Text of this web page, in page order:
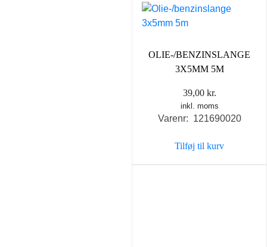
OLIE-/BENZINSLANGE
3X5MM 5M
39,00 kr.
inkl. moms
Varenr: 121690020
Tilføj til kurv